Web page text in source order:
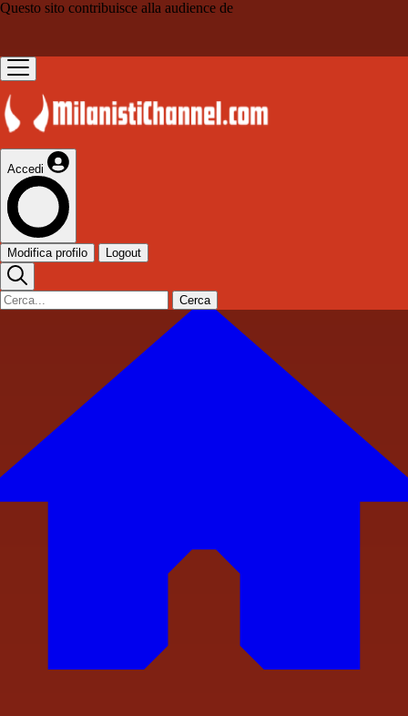
Questo sito contribuisce alla audience de
Accedi
Modifica profilo Logout
Cerca